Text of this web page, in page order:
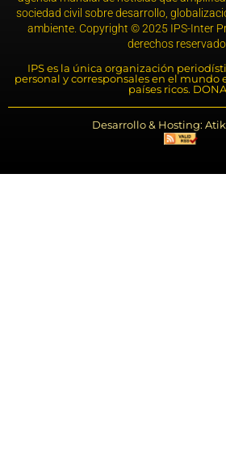
sociedad civil sobre desarrollo,
ambiente. Copyright © 2025 IPS-Inter
derechos
IPS es la única organización
personal y corresponsales en el mundo
países ricos.
Desarrollo & Hosting: